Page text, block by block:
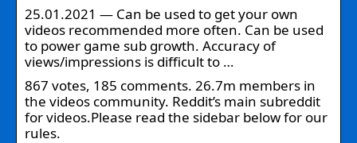
25.01.2021 — Can be used to get your own
videos recommended more often. Can be used
to power game sub growth. Accuracy of
views/impressions is difficult to …
867 votes, 185 comments. 26.7m members in
the videos community. Reddit’s main subreddit
for videos.Please read the sidebar below for our
rules.